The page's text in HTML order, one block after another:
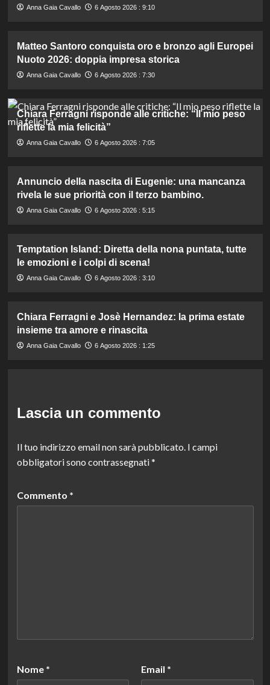
Anna Gaia Cavallo 6 Agosto 2026 : 9:10
Matteo Santoro conquista oro e bronzo agli Europei
Nuoto 2026: doppia impresa storica
Anna Gaia Cavallo 6 Agosto 2026 : 7:30
Chiara Ferragni risponde alle critiche: “Il mio peso
riflette la mia felicità”
Anna Gaia Cavallo 6 Agosto 2026 : 7:05
Annuncio della nascita di Eugenie: una mancanza
rivela le sue priorità con il terzo bambino.
Anna Gaia Cavallo 6 Agosto 2026 : 5:15
Temptation Island: Diretta della nona puntata, tutte
le emozioni e i colpi di scena!
Anna Gaia Cavallo 6 Agosto 2026 : 3:10
Chiara Ferragni e Josè Hernandez: la prima estate
insieme tra amore e rinascita
Anna Gaia Cavallo 6 Agosto 2026 : 1:25
Lascia un commento
Il tuo indirizzo email non sarà pubblicato. I campi
obbligatori sono contrassegnati*
Commento *
Nome * Email *